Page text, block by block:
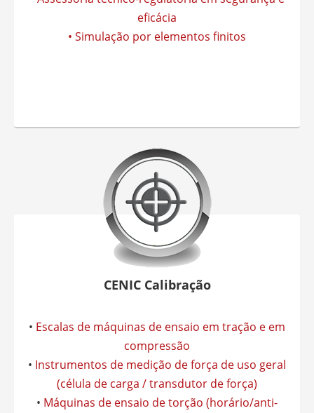
eficácia
• Simulação por elementos finitos
CENIC Calibração
• Escalas de máquinas de ensaio em tração e em
compressão
• Instrumentos de medição de força de uso geral
(célula de carga / transdutor de força)
• Máquinas de ensaio de torção (horário/anti-